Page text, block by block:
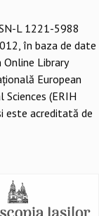
L 1221-5988
în baza de date
Library
European
(ERIH
este acreditată de